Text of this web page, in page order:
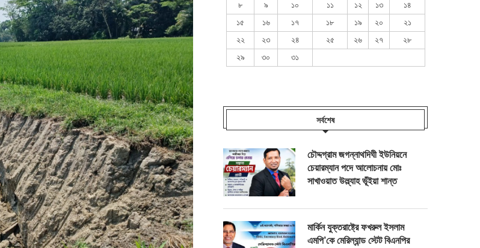
৮
৯ ১০ ১১ ১২ ১৩
১৪
১৫
১৬ ১৭ ১৮ ১৯ ২০
২১
২২
২৩ ২৪ ২৫ ২৬ ২৭
২৮
২৯
৩০ ৩১
সর্বশেষ
চৌদ্দগ্রাম জগন্নাথদিঘী ইউনিয়নে
চেয়ারম্যান পদে আলোচনায় মোঃ
সাখাওয়াত উল্ল্যাহ ভূঁইয়া শান্ত
মার্কিন যুক্তরাষ্ট্রে ফখরুল ইসলাম
এমপি’কে মেরিল্যান্ড স্টেট বিএনপির